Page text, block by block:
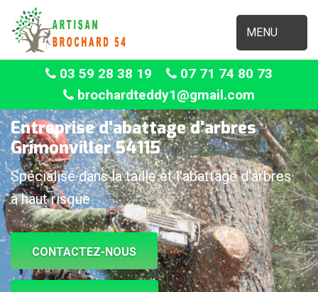
MENU
03 59 28 38 19
07 71 74 80 73
brochardteddy1@gmail.com
Entreprise d'abattage d'arbres
Grimonviller 54115
Spécialisé dans la taille et l'abattage d'arbres
à haut risque
CONTACTEZ-NOUS